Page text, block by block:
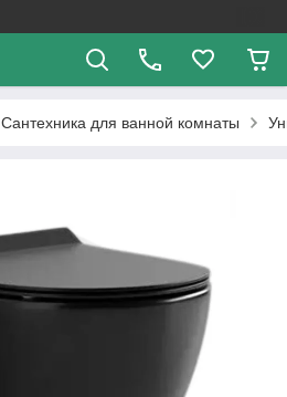
Сантехника для ванной комнаты